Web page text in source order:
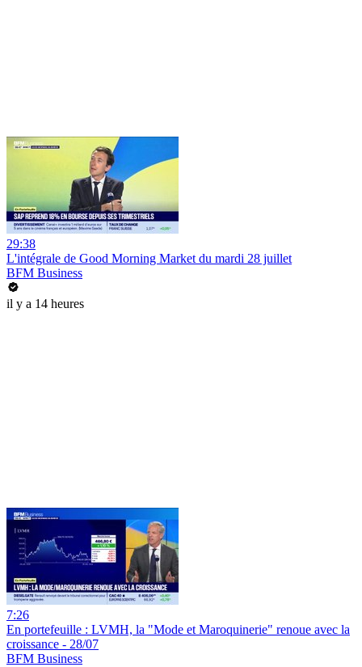
29:38
L'intégrale de Good Morning Market du mardi 28 juillet
BFM Business
il y a 14 heures
7:26
En portefeuille : LVMH, la "Mode et Maroquinerie" renoue avec la
croissance - 28/07
BFM Business